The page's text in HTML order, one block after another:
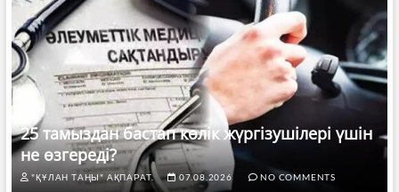
25 тамыздан бастап көлік жүргізушілері үшін
не өзгереді?
"ҚҰЛАН ТАҢЫ" АҚПАРАТ. 07.08.2026 NO COMMENTS